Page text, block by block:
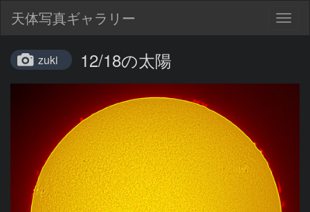
天体写真ギャラリー
zuki 12/18の太陽